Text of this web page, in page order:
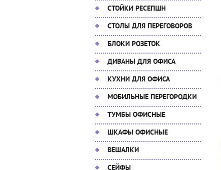
СТОЙКИ РЕСЕПШН
СТОЛЫ ДЛЯ ПЕРЕГОВОРОВ
БЛОКИ РОЗЕТОК
ДИВАНЫ ДЛЯ ОФИСА
КУХНИ ДЛЯ ОФИСА
МОБИЛЬНЫЕ ПЕРЕГОРОДКИ
ТУМБЫ ОФИСНЫЕ
ШКАФЫ ОФИСНЫЕ
ВЕШАЛКИ
СЕЙФЫ